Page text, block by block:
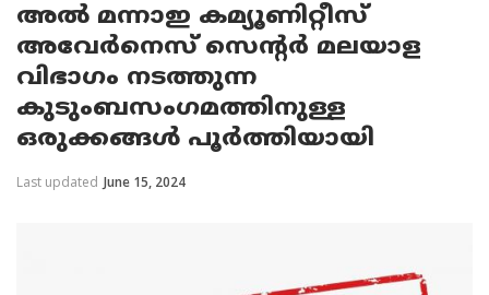
അൽ മന്നാഇ കമ്യൂണിറ്റീസ്
അവേർനെസ് സെന്റർ മലയാള
വിഭാഗം നടത്തുന്ന
കുടുംബസംഗമത്തിനുള്ള
ഒരുക്കങ്ങൾ പൂർത്തിയായി
Last updated June 15, 2024